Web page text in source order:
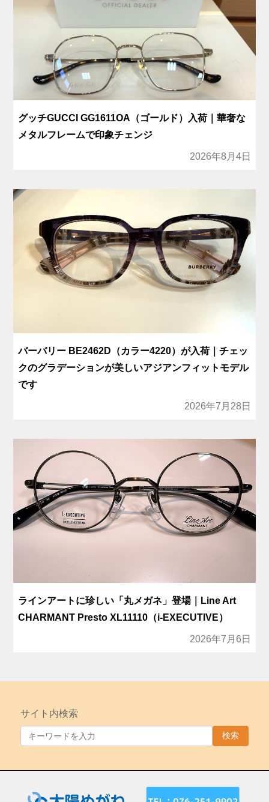
グッチGUCCI GG1611OA（ゴールド）入荷｜華奢な
メタルフレームで印象チェンジ
2026年8月4日
バーバリー BE2462D（カラー4220）が入荷｜チェッ
クのグラデーションが美しいアジアンフィットモデル
です
2026年7月28日
ラインアートに珍しい「丸メガネ」登場｜Line Art
CHARMANT Presto XL11110（i-EXECUTIVE）
2026年7月6日
サイト内検索
検索